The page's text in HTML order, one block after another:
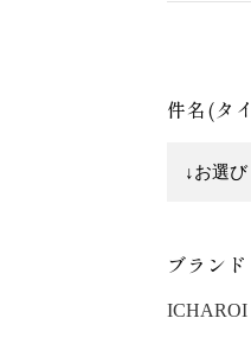
件名(タ
ブランド
ICHAROI